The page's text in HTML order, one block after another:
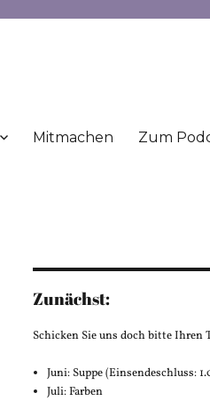
Mitmachen Zum
Zunächst:
Schicken Sie uns doch bitte Ihren
Juni: Suppe (Einsendeschluss:
Juli: Farben